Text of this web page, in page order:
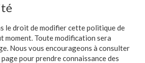
le droit de modifier cette politique de
moment. Toute modification sera
Nous vous encourageons à consulter
pour prendre connaissance des